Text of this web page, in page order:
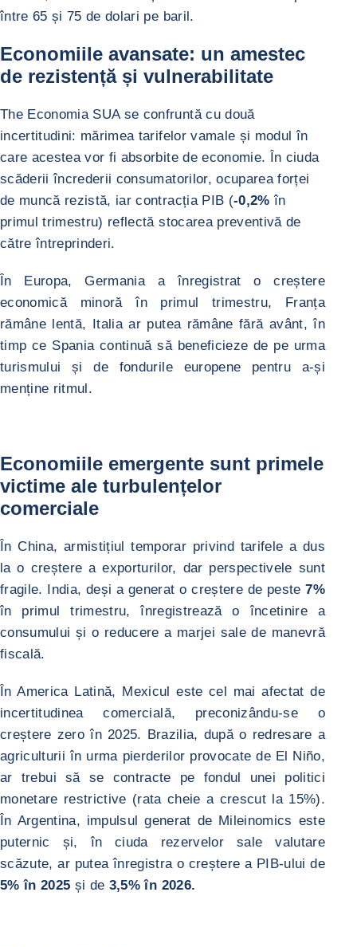
între 65 și 75 de dolari pe baril.
Economiile avansate: un amestec
de rezistență și vulnerabilitate
The Economia SUA se confruntă cu două
incertitudini: mărimea tarifelor vamale și modul în
care acestea vor fi absorbite de economie. În ciuda
scăderii încrederii consumatorilor, ocuparea forței
de muncă rezistă, iar contracția PIB (-0,2% în
primul trimestru) reflectă stocarea preventivă de
către întreprinderi.
În Europa, Germania a înregistrat o creștere
economică minoră în primul trimestru, Franța
rămâne lentă, Italia ar putea rămâne fără avânt, în
timp ce Spania continuă să beneficieze de pe urma
turismului și de fondurile europene pentru a-și
menține ritmul.
Economiile emergente sunt primele
victime ale turbulențelor
comerciale
În China, armistițiul temporar privind tarifele a dus
la o creștere a exporturilor, dar perspectivele sunt
fragile. India, deși a generat o creștere de peste7%
în primul trimestru, înregistrează o încetinire a
consumului și o reducere a marjei sale de manevră
fiscală.
În America Latină, Mexicul este cel mai afectat de
incertitudinea comercială, preconizându-se o
creștere zero în 2025. Brazilia, după o redresare a
agriculturii în urma pierderilor provocate de El Niño,
ar trebui să se contracte pe fondul unei politici
monetare restrictive (rata cheie a crescut la 15%).
În Argentina, impulsul generat de Mileinomics este
puternic și, în ciuda rezervelor sale valutare
scăzute, ar putea înregistra o creștere a PIB-ului de
5% în 2025 și de 3,5% în 2026.